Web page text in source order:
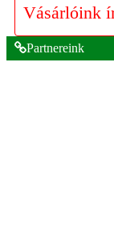
Vásárlóink
Partnereink